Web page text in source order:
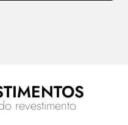
revestimento